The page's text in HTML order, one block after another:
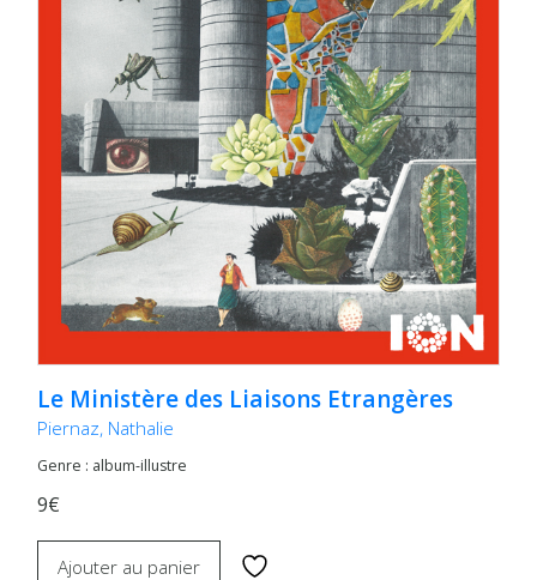
Le Ministère des Liaisons Etrangères
Piernaz, Nathalie
Genre : album-illustre
9€
Ajouter au panier